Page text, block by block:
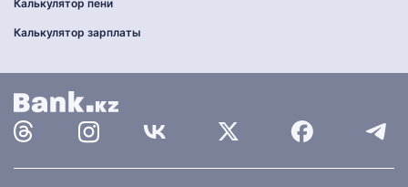
Калькулятор пени
Калькулятор зарплаты